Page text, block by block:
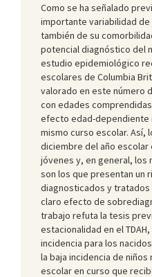
Como se ha señalado
importante variabilidad de
también de su
potencial diagnóstico del
estudio epidemiológico
escolares de Columbia
valorado en este número
con edades
efecto edad-dependiente
mismo curso escolar. Así,
diciembre del año escolar
jóvenes y, en general, los
son los que presentan un
diagnosticados y tratados
claro efecto de
trabajo refuta la tesis
estacionalidad en el
incidencia para los
la baja incidencia de
escolar en curso que